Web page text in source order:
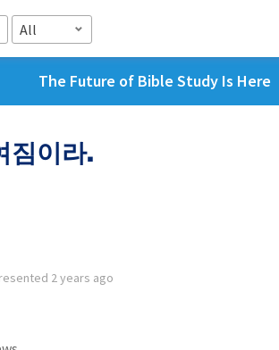
All
The Future of Bible Study Is Here
짐이라.
2 years ago